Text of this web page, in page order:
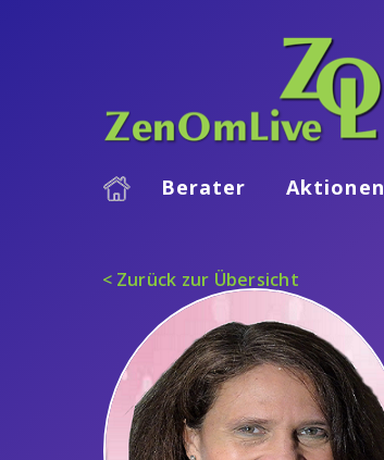
Berater Aktionen
< Zurück zur Übersicht